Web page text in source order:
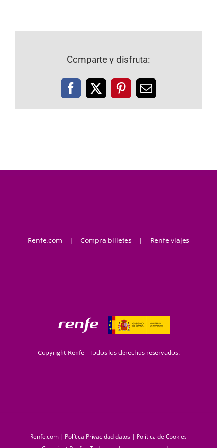
Comparte y disfruta:
Facebook
X PinterestCorreo
Renfe.com Compra billetes Renfe viajes
Copyright Renfe - Todos los derechos reservados.
Renfe.com | Política Privacidad datos | Política de Cookies